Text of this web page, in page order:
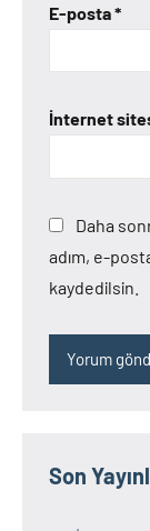
E-posta*
İnternet
Daha
adım, e-
kaydedilsin.
Son